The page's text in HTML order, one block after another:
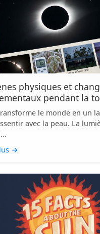
physiques et
pendant la
le monde en un
avec la peau. La
→